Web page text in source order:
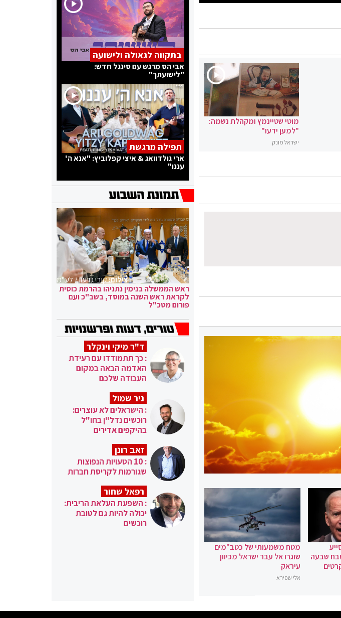
מוטי שטיינמץ ומקהלת נשמה:
"למען ידעו"
ישראל מונק
שבעה
מטח משמעותי של כטב"מים
שוגרו אל עבר ישראל מכיוון
עיראק
אלי שפירא
בתקווה לגאולה ולישועה
אבי הס מרגש עם סינגל חדש:
"לישועתך"
תפילה מרגשת
ארי גולדוואג & איצי קפלוביץ: "אנא ה'
עננו"
צילום:קובי גדעון / לע"מ
ראש הממשלה בנימין נתניהו בהרמת כוסית
לקראת ראש השנה במוסד, בשב"כ ועם
פורום מטכ"ל
ד"ר מיקי וינקלר
: כך תתמודדו עם רעידת
האדמה הבאה במקום
העבודה שלכם
ניר שמול
: הישראלים לא עוצרים:
רוכשים נדל"ן בחו"ל
בהיקפים אדירים
זאב רונן
: 10 הטעויות הנפוצות
שגורמות לקריסת חברות
רפאל שחור
: השפעת העלאת הריבית:
יכולה להיות גם לטובת
רוכשים